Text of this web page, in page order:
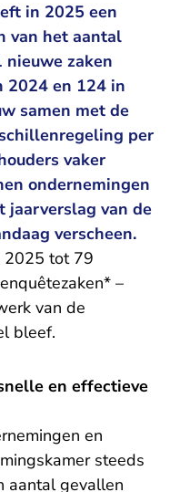
in 2025 een
van het aantal
zaken
2024 en 124 in
samen met de
per
vaker
ondernemingen
jaarverslag van de
verscheen.
2025 tot 79
–
van de
bleef.
en effectieve
en
steeds
aantal gevallen